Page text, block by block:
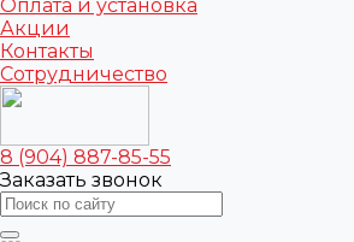
Оплата и установка
Акции
Контакты
Сотрудничество
8 (904) 887-85-55
Заказать звонок